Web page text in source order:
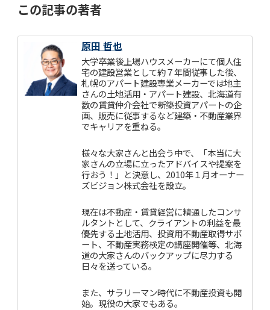
この記事の著者
原田 哲也
大学卒業後上場ハウスメーカーにて個人住
宅の建設営業として約７年間従事した後、
札幌のアパート建設専業メーカーでは地主
さんの土地活用・アパート建設、北海道有
数の賃貸仲介会社で新築投資アパートの企
画、販売に従事するなど建築・不動産業界
でキャリアを重ねる。
様々な大家さんと出会う中で、「本当に大
家さんの立場に立ったアドバイスや提案を
行おう！」と決意し、2010年１月オーナー
ズビジョン株式会社を設立。
現在は不動産・賃貸経営に精通したコンサ
ルタントとして、クライアントの利益を最
優先する土地活用、投資用不動産取得サポ
ート、不動産実務検定の講座開催等、北海
道の大家さんのバックアップに尽力する
日々を送っている。
また、サラリーマン時代に不動産投資も開
始。現役の大家でもある。